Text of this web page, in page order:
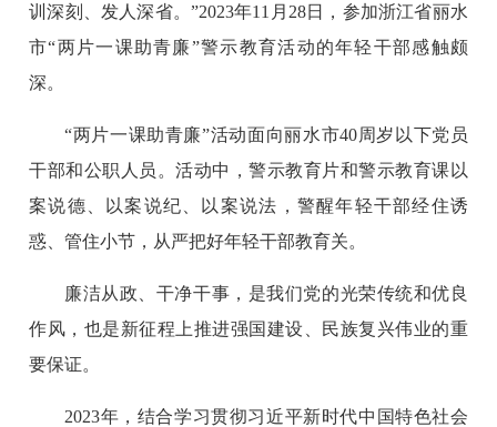
训深刻、发人深省。”2023年11月28日，参加浙江省丽水
市“两片一课助青廉”警示教育活动的年轻干部感触颇
深。
“两片一课助青廉”活动面向丽水市40周岁以下党员
干部和公职人员。活动中，警示教育片和警示教育课以
案说德、以案说纪、以案说法，警醒年轻干部经住诱
惑、管住小节，从严把好年轻干部教育关。
廉洁从政、干净干事，是我们党的光荣传统和优良
作风，也是新征程上推进强国建设、民族复兴伟业的重
要保证。
2023年，结合学习贯彻习近平新时代中国特色社会